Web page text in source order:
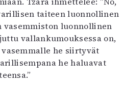
taiteen luonnollinen
luonnollinen
vallankumouksessa on,
he siirtyvät
he haluavat